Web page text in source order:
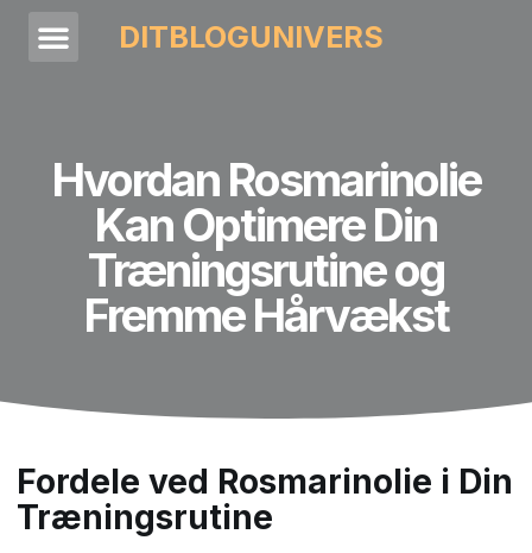
DITBLOGUNIVERS
Hvordan Rosmarinolie
Kan Optimere Din
Træningsrutine og
Fremme Hårvækst
Fordele ved Rosmarinolie i Din
Træningsrutine